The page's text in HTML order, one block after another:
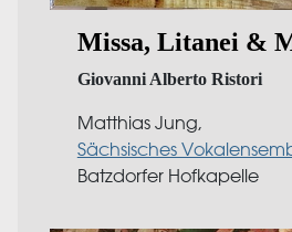
Missa, Litanei &
Giovanni Alberto Ristori
Matthias Jung,
Sächsisches
Batzdorfer Hofkapelle